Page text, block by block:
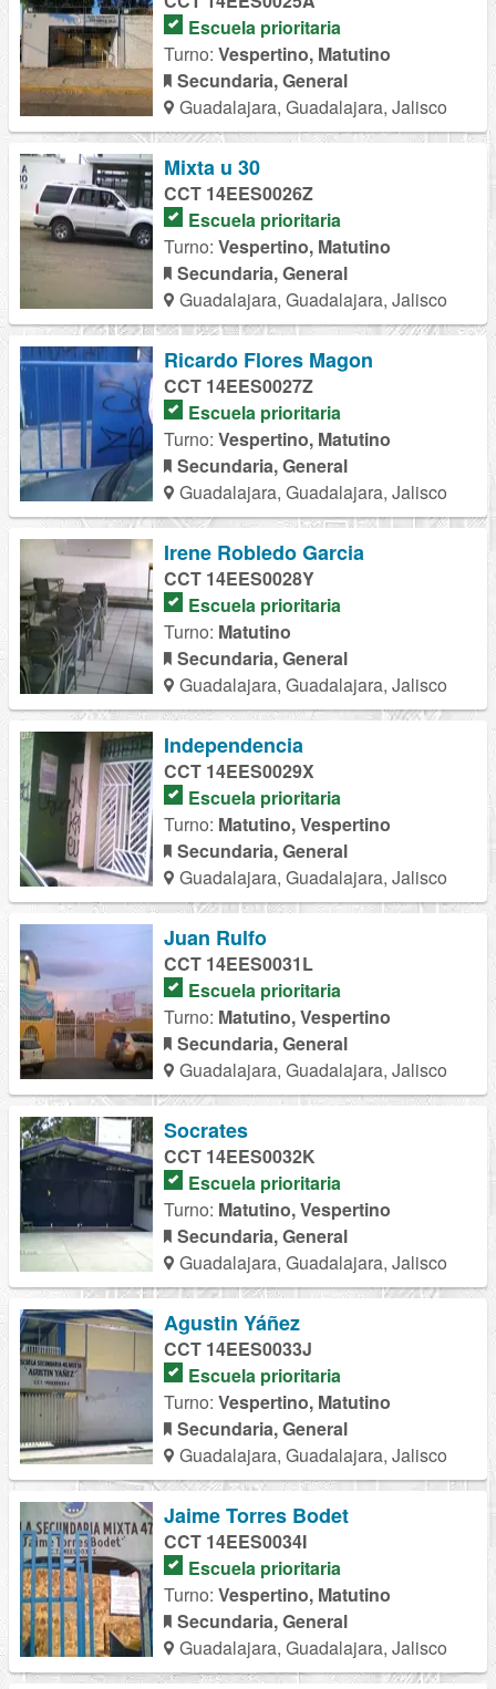
Escuela prioritaria
Turno: Vespertino, Matutino
Secundaria, General
Guadalajara, Guadalajara, Jalisco
Mixta u 30
CCT 14EES0026Z
Escuela prioritaria
Turno: Vespertino, Matutino
Secundaria, General
Guadalajara, Guadalajara, Jalisco
Ricardo Flores Magon
CCT 14EES0027Z
Escuela prioritaria
Turno: Vespertino, Matutino
Secundaria, General
Guadalajara, Guadalajara, Jalisco
Irene Robledo Garcia
CCT 14EES0028Y
Escuela prioritaria
Turno: Matutino
Secundaria, General
Guadalajara, Guadalajara, Jalisco
Independencia
CCT 14EES0029X
Escuela prioritaria
Turno: Matutino, Vespertino
Secundaria, General
Guadalajara, Guadalajara, Jalisco
Juan Rulfo
CCT 14EES0031L
Escuela prioritaria
Turno: Matutino, Vespertino
Secundaria, General
Guadalajara, Guadalajara, Jalisco
Socrates
CCT 14EES0032K
Escuela prioritaria
Turno: Matutino, Vespertino
Secundaria, General
Guadalajara, Guadalajara, Jalisco
Agustin Yáñez
CCT 14EES0033J
Escuela prioritaria
Turno: Vespertino, Matutino
Secundaria, General
Guadalajara, Guadalajara, Jalisco
Jaime Torres Bodet
CCT 14EES0034I
Escuela prioritaria
Turno: Vespertino, Matutino
Secundaria, General
Guadalajara, Guadalajara, Jalisco